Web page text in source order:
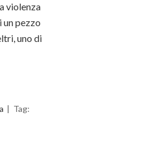
violenza
pezzo
uno di
Tag: